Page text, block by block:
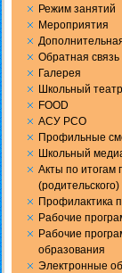
Режим занятий
Мероприятия
Обратная связь
Галерея
Школьный
FOOD
АСУ РСО
Профильные
Школьный
Акты по итогам
Профилактика
Рабочие
Рабочие
образования
Электронные